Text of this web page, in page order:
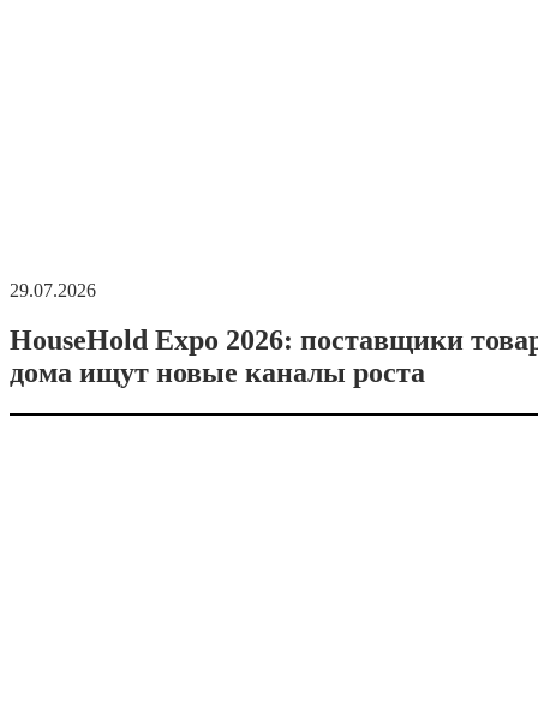
29.07.2026
HouseHold Expo 2026: поставщики
дома ищут новые каналы роста